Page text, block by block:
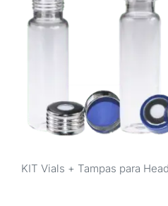
KIT Vials + Tampas para